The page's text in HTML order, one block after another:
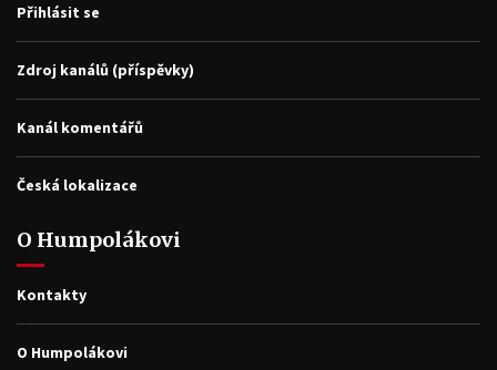
Přihlásit se
Zdroj kanálů (příspěvky)
Kanál komentářů
Česká lokalizace
O Humpolákovi
Kontakty
O Humpolákovi